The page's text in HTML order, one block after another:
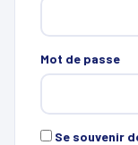
Mot de passe
Se souvenir